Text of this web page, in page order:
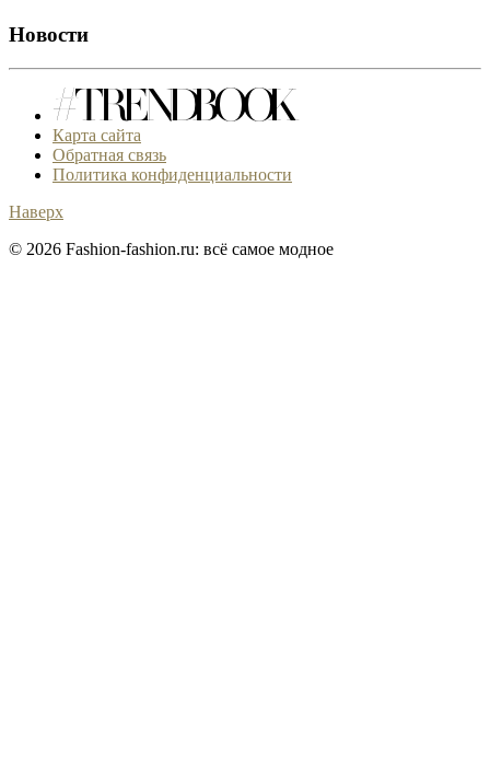
Новости
Карта сайта
Обратная связь
Политика конфиденциальности
Наверх
© 2026 Fashion-fashion.ru: всё самое модное